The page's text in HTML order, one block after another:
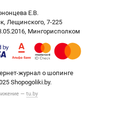
Е.В.
Лещинского, 7-225
Мингорисполком
журнал о шопинге
Shopogoliki.by.
— tu.by